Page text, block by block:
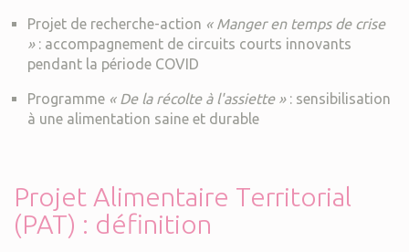
Projet de recherche-action « Manger en temps de crise
»: accompagnement de circuits courts innovants
pendant la période COVID
Programme « De la récolte à l'assiette »: sensibilisation
à une alimentation saine et durable
Projet Alimentaire Territorial
(PAT) : définition